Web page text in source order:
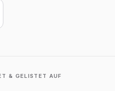
& GELISTET AUF